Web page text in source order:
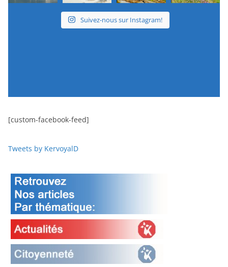
Suivez-nous sur Instagram!
[custom-facebook-feed]
Tweets by KervoyalD